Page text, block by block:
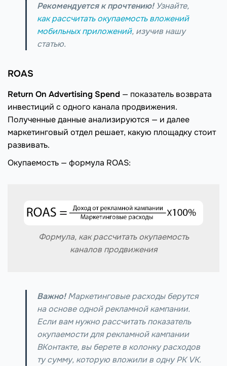
Рекомендуется к прочтению!Узнайте,
как рассчитатьокупаемость вложений
мобильных приложений, изучив нашу
статью.
ROAS
Return On Advertising Spend — показатель возврата
инвестиций с одного канала продвижения.
Полученные данные анализируются — и далее
маркетинговый отдел решает, какую площадку стоит
развивать.
Окупаемость — формула ROAS:
Формула, как рассчитать окупаемость
каналов продвижения
Важно!Маркетинговые расходы берутся
на основе одной рекламной кампании.
Если вам нужно рассчитать показатель
окупаемости для рекламной кампании
ВКонтакте, вы берете в колонку расходов
ту сумму, которую вложили в одну РК VK.